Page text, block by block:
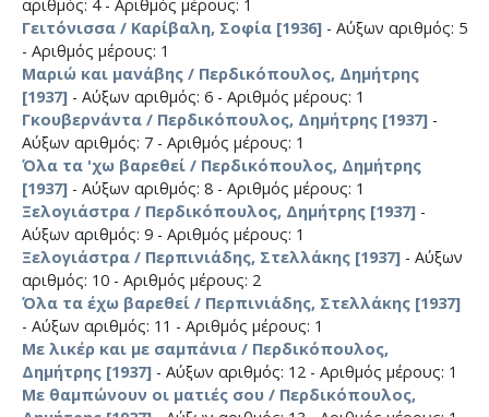
αριθμός: 4 - Αριθμός μέρους: 1
Γειτόνισσα / Καρίβαλη, Σοφία [1936] - Αύξων αριθμός: 5
- Αριθμός μέρους: 1
Μαριώ και μανάβης / Περδικόπουλος, Δημήτρης
[1937] - Αύξων αριθμός: 6 - Αριθμός μέρους: 1
Γκουβερνάντα / Περδικόπουλος, Δημήτρης [1937] -
Αύξων αριθμός: 7 - Αριθμός μέρους: 1
Όλα τα 'χω βαρεθεί / Περδικόπουλος, Δημήτρης
[1937] - Αύξων αριθμός: 8 - Αριθμός μέρους: 1
Ξελογιάστρα / Περδικόπουλος, Δημήτρης [1937] -
Αύξων αριθμός: 9 - Αριθμός μέρους: 1
Ξελογιάστρα / Περπινιάδης, Στελλάκης [1937] - Αύξων
αριθμός: 10 - Αριθμός μέρους: 2
Όλα τα έχω βαρεθεί / Περπινιάδης, Στελλάκης [1937]
- Αύξων αριθμός: 11 - Αριθμός μέρους: 1
Με λικέρ και με σαμπάνια / Περδικόπουλος,
Δημήτρης [1937] - Αύξων αριθμός: 12 - Αριθμός μέρους: 1
Με θαμπώνουν οι ματιές σου / Περδικόπουλος,